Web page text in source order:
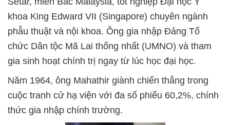
khoa King Edward VII (Singapore) chuyên ngành
phẫu thuật và nội khoa. Ông gia nhập Đảng Tổ
chức Dân tộc Mã Lai thống nhất (UMNO) và tham
gia sinh hoạt chính trị ngay từ lúc học đại học.
Năm 1964, ông Mahathir giành chiến thắng trong
cuộc tranh cử hạ viện với đa số phiếu 60,2%, chính
thức gia nhập chính trường.